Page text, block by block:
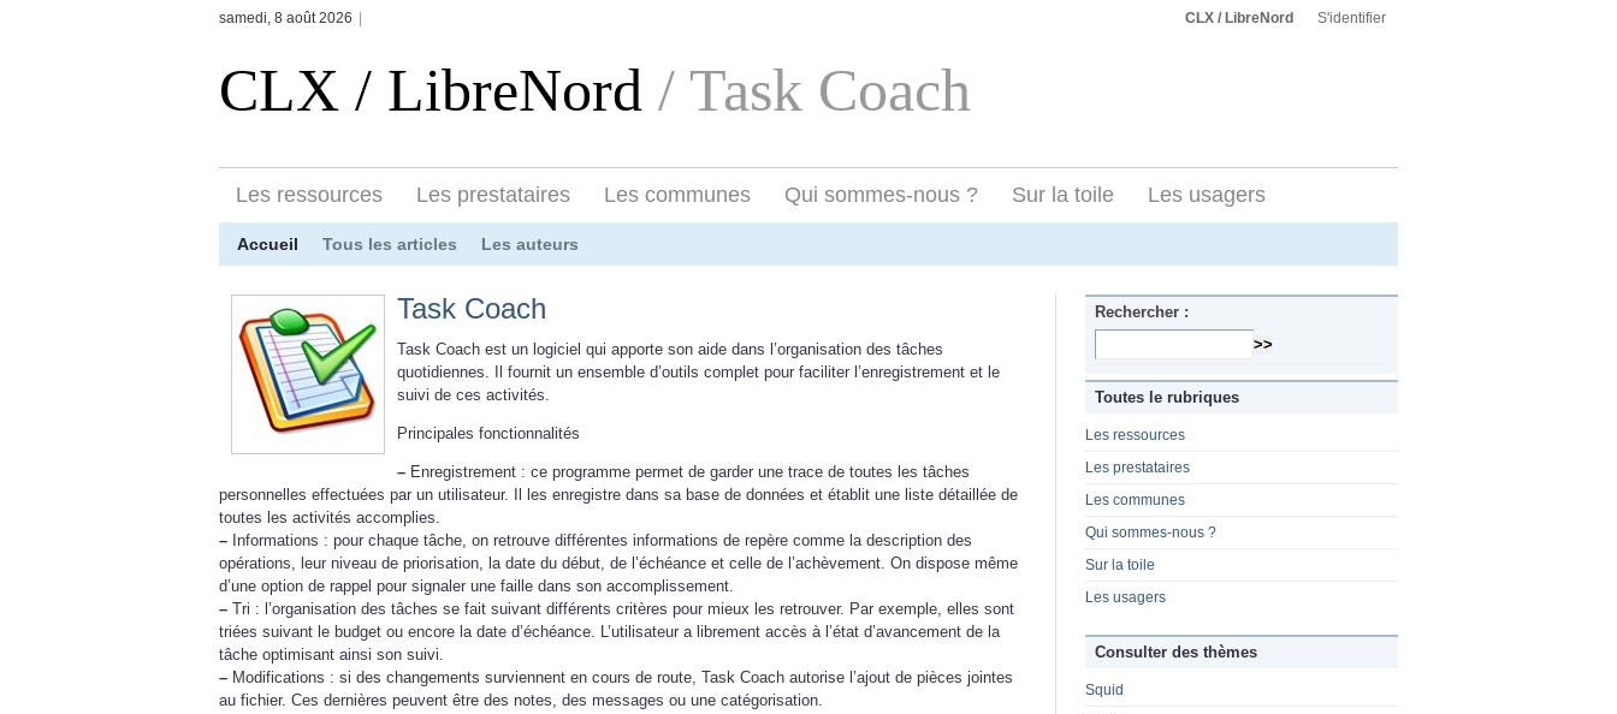
samedi, 8 août 2026 CLX / LibreNord S'identifier
CLX / LibreNord / Task Coach
Les ressources Les prestataires Les communes Qui sommes-nous ? Sur la toile Les usagers
Accueil Tous les articles Les auteurs
Task Coach
Task Coach est un logiciel qui apporte son aide dans l’organisation des tâches
quotidiennes. Il fournit un ensemble d’outils complet pour faciliter l’enregistrement et le
suivi de ces activités.
Principales fonctionnalités
– Enregistrement : ce programme permet de garder une trace de toutes les tâches
personnelles effectuées par un utilisateur. Il les enregistre dans sa base de données et établit une liste détaillée de
toutes les activités accomplies.
– Informations : pour chaque tâche, on retrouve différentes informations de repère comme la description des
opérations, leur niveau de priorisation, la date du début, de l’échéance et celle de l’achèvement. On dispose même
d’une option de rappel pour signaler une faille dans son accomplissement.
– Tri : l’organisation des tâches se fait suivant différents critères pour mieux les retrouver. Par exemple, elles sont
triées suivant le budget ou encore la date d’échéance. L’utilisateur a librement accès à l’état d’avancement de la
tâche optimisant ainsi son suivi.
– Modifications : si des changements surviennent en cours de route, Task Coach autorise l’ajout de pièces jointes
au fichier. Ces dernières peuvent être des notes, des messages ou une catégorisation.
Rechercher :
Toutes le rubriques
Les ressources
Les prestataires
Les communes
Qui sommes-nous ?
Sur la toile
Les usagers
Consulter des thèmes
Squid